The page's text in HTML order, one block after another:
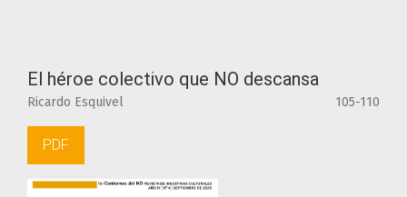
El héroe colectivo que NO descansa
Ricardo Esquivel 105-110
PDF